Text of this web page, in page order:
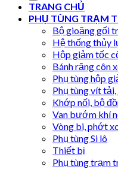
TRANG CHỦ
PHỤ TÙNG TRẠM
Bộ gioăng gối
Hệ thống thủy
Hộp giảm tốc
Bánh răng côn
Phụ tùng hộp
Phụ tùng vít
Khớp nối, bộ
Van bướm khí
Vòng bi, phớt
Phụ tùng Si lô
Thiết bị
Phụ tùng trạm